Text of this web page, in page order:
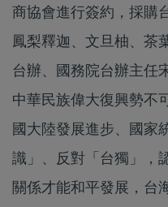
商協會進行簽約，採購
鳳梨釋迦、文旦柚、茶
台辦、國務院台辦主任
中華民族偉大復興勢不
國大陸發展進步、國家
識」、反對「台獨」，
關係才能和平發展，台